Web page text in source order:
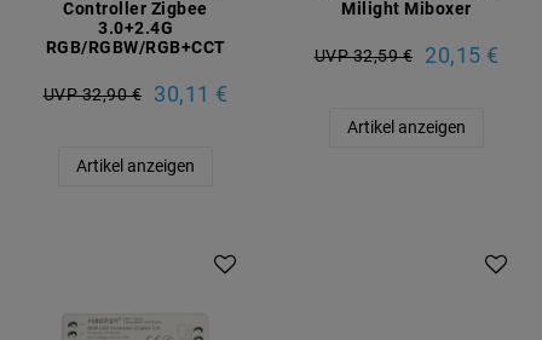
Controller Zigbee
3.0+2.4G
RGB/RGBW/RGB+CCT
UVP 32,90 € 30,11 €
Artikel anzeigen
Milight Miboxer
UVP 32,59 € 20,15 €
Artikel anzeigen